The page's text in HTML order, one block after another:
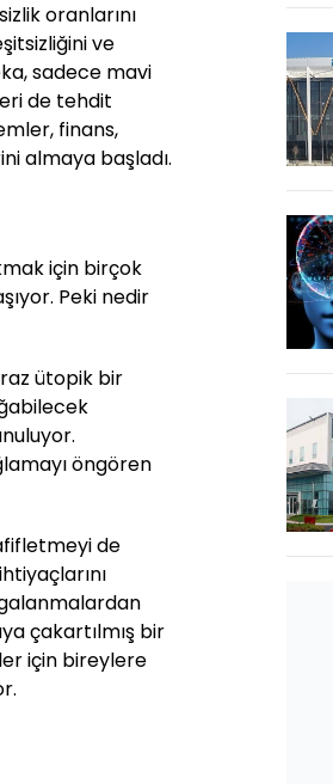
oranlarını
ve
sadece mavi
de tehdit
finans,
almaya başladı.
için birçok
Peki nedir
ütopik bir
öngören
de
çakartılmış bir
için bireylere